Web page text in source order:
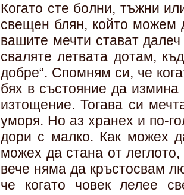
Когато сте болни, тъжни
свещен блян, който можем
вашите мечти стават
сваляте летвата дотам,
добре“. Спомням си, че
бях в състояние да
изтощение. Тогава си
уморя. Но аз хранех и по-
дори с малко. Как можех
можех да стана от
вече няма да кръстосвам
че когато човек лелее